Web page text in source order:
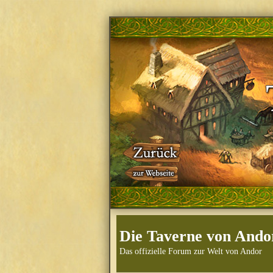
Die Taverne von
Das offizielle Forum zur Welt von Andor